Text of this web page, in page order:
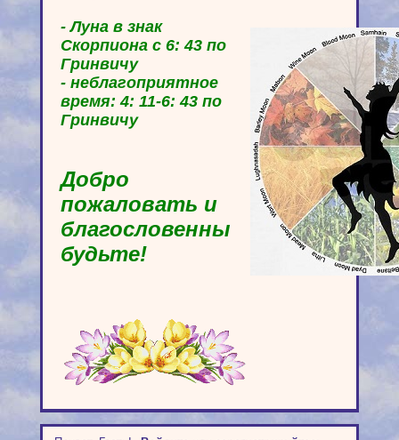
- Луна в знак
Скорпиона с 6: 43 по
Гринвичу
- неблагоприятное
время: 4: 11-6: 43 по
Гринвичу
Добро
пожаловать и
благословенны
будьте!